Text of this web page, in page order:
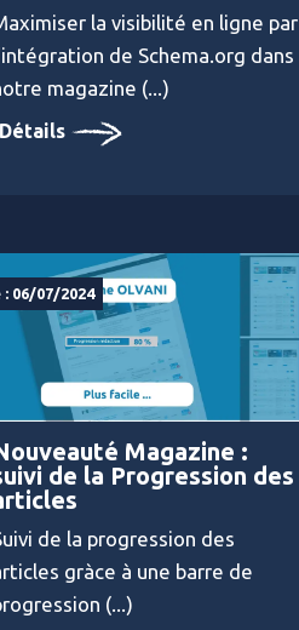
la visibilité en ligne par
de Schema.org dans
magazine (...)
Détails
: 06/07/2024
Magazine :
de la Progression des
de la progression des
gràce à une barre de
(...)